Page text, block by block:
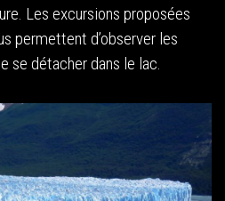
Les excursions proposées
permettent d’observer les
se détacher dans le lac.